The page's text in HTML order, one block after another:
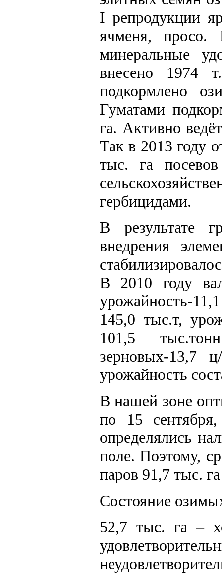
I репродукции
ячменя, просо.
минеральные
внесено 1974
подкормлено
Гуматами
га. Активно
Так в 2013 году
тыс. га
гербицидами.
В результате
внедрения
В 2010 году
урожайность-
145,0 тыс.т,
101,5
зерновых-13,7
урожайность
В нашей зоне
по 15
определялись
поле. Поэтому,
паров 91,7 тыс.
Состояние
52,7 тыс. га –